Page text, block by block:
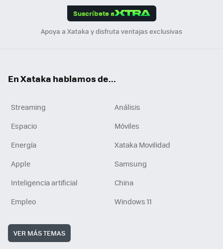
Suscríbete a
Apoya a Xataka y disfruta ventajas exclusivas
En Xataka hablamos de...
Streaming
Análisis
Espacio
Móviles
Energía
Xataka Movilidad
Apple
Samsung
Inteligencia artificial
China
Empleo
Windows 11
VER MÁS TEMAS